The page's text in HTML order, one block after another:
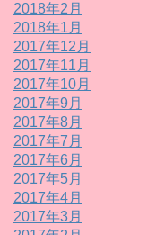
2018年2月
2018年1月
2017年12月
2017年11月
2017年10月
2017年9月
2017年8月
2017年7月
2017年6月
2017年5月
2017年4月
2017年3月